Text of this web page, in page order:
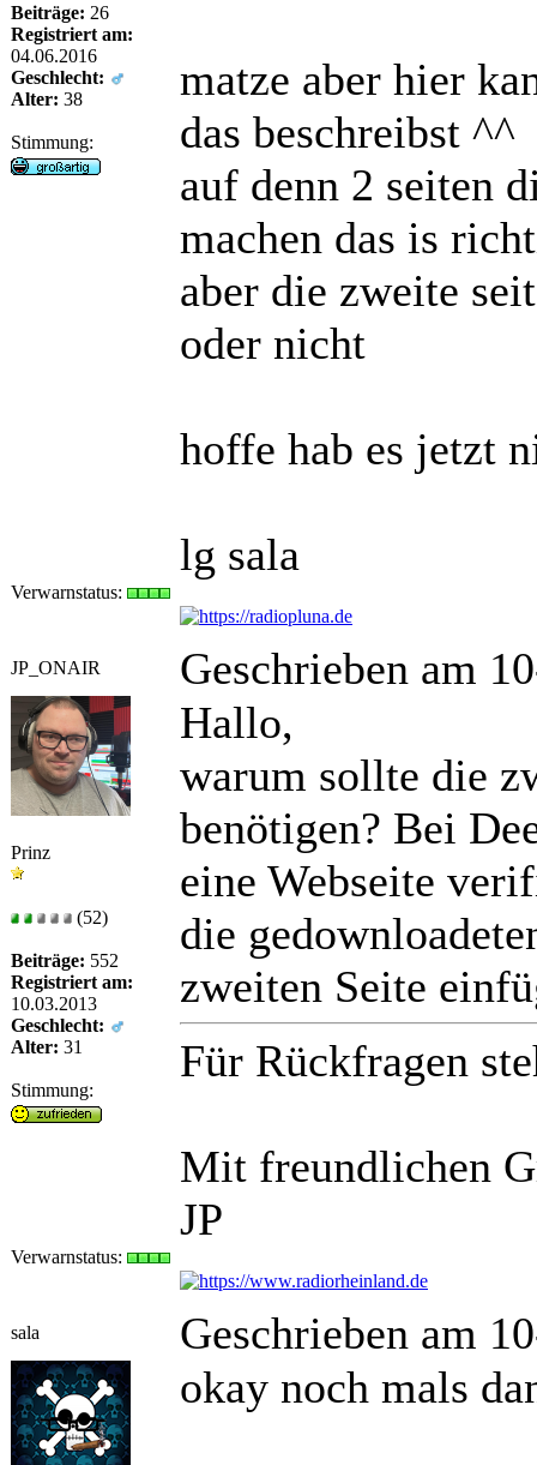
Beiträge: 26
Registriert am:
04.06.2016
Geschlecht:
Alter: 38
Stimmung:
matze aber hier
das beschreibst ^^
auf denn 2 seiten
machen das is
aber die zweite
oder nicht
hoffe hab es jetzt
lg sala
Verwarnstatus:
JP_ONAIR Geschrieben am
Prinz
(52)
Beiträge: 552
Registriert am:
10.03.2013
Geschlecht:
Alter: 31
Stimmung:
Hallo,
warum sollte die
benötigen? Bei
eine Webseite
die
zweiten Seite
Für Rückfragen
Mit freundlichen
JP
Verwarnstatus:
sala Geschrieben am
okay noch mals